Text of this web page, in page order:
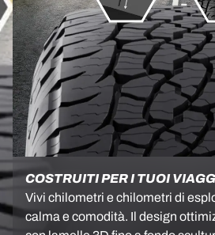
COSTRUITI PER I TUOI
Vivi chilometri e chilometri di
calma e comodità. Il design